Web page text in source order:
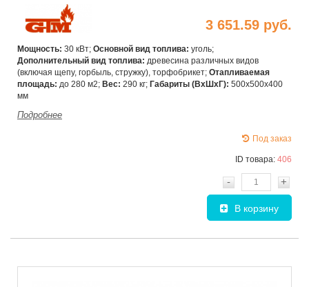
3 651.59 руб.
Мощность: 30 кВт; Основной вид топлива: уголь;
Дополнительный вид топлива: древесина различных видов
(включая щепу, горбыль, стружку), торфобрикет; Отапливаемая
площадь: до 280 м2; Вес: 290 кг; Габариты (ВхШxГ): 500х500х400
мм
Подробнее
Под заказ
ID товара: 406
- +
В корзину